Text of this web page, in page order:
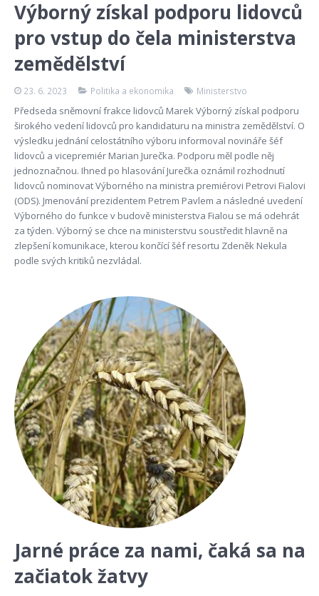
Výborný získal podporu lidovců
pro vstup do čela ministerstva
zemědělství
23. 6. 2023 Politika a ekonomika Ministerstvo
Předseda sněmovní frakce lidovců Marek Výborný získal podporu
širokého vedení lidovců pro kandidaturu na ministra zemědělství. O
výsledku jednání celostátního výboru informoval novináře šéf
lidovců a vicepremiér Marian Jurečka. Podporu měl podle něj
jednoznačnou. Ihned po hlasování Jurečka oznámil rozhodnutí
lidovců nominovat Výborného na ministra premiérovi Petrovi Fialovi
(ODS). Jmenování prezidentem Petrem Pavlem a následné uvedení
Výborného do funkce v budově ministerstva Fialou se má odehrát
za týden. Výborný se chce na ministerstvu soustředit hlavně na
zlepšení komunikace, kterou končící šéf resortu Zdeněk Nekula
podle svých kritiků nezvládal.
Jarné práce za nami, čaká sa na
začiatok žatvy